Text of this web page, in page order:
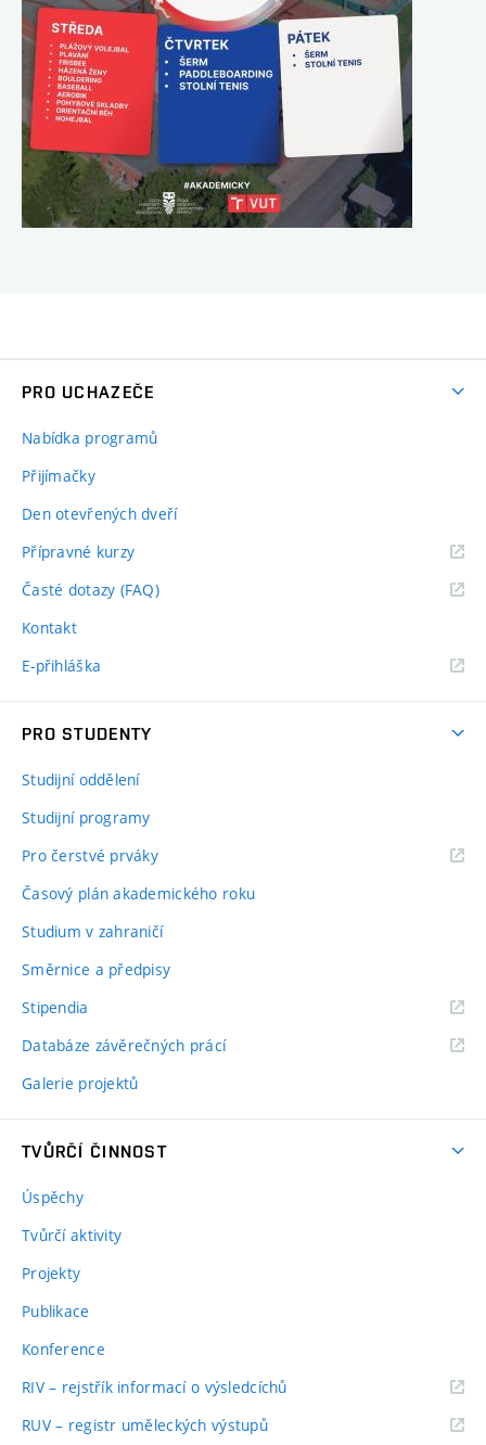
PRO UCHAZEČE
Nabídka programů
Přijímačky
Den otevřených dveří
Přípravné kurzy
Časté dotazy (FAQ)
Kontakt
E-přihláška
PRO STUDENTY
Studijní oddělení
Studijní programy
Pro čerstvé prváky
Časový plán akademického roku
Studium v zahraničí
Směrnice a předpisy
Stipendia
Databáze závěrečných prácí
Galerie projektů
TVŮRČÍ ČINNOST
Úspěchy
Tvůrčí aktivity
Projekty
Publikace
Konference
RIV – rejstřík informací o výsledcíchů
RUV – registr uměleckých výstupů